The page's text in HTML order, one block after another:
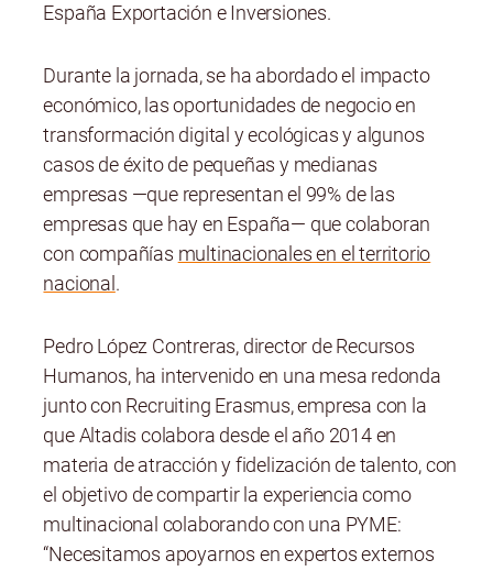
España Exportación e Inversiones.
Durante la jornada, se ha abordado el impacto
económico, las oportunidades de negocio en
transformación digital y ecológicas y algunos
casos de éxito de pequeñas y medianas
empresas —que representan el 99% de las
empresas que hay en España— que colaboran
con compañías multinacionales en el territorio
nacional .
Pedro López Contreras, director de Recursos
Humanos, ha intervenido en una mesa redonda
junto con Recruiting Erasmus, empresa con la
que Altadis colabora desde el año 2014 en
materia de atracción y fidelización de talento, con
el objetivo de compartir la experiencia como
multinacional colaborando con una PYME:
“Necesitamos apoyarnos en expertos externos